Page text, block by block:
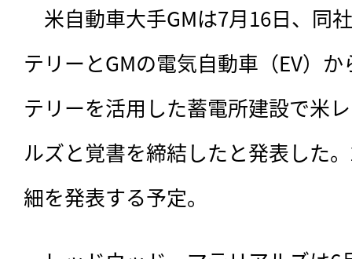
米自動車大手GMは7月16日、同
テリーとGMの電気自動車（EV）
テリーを活用した蓄電所建設で米
ルズと覚書を締結したと発表した
細を発表する予定。